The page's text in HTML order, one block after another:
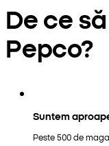
De ce
Pepco?
Suntem
Peste 500 de